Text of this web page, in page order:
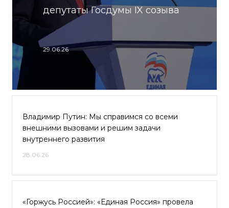
депутаты Госдумы IX созыва
29.06.26
Владимир Путин: Мы справимся со всеми
внешними вызовами и решим задачи
внутреннего развития
28.06.26
«Горжусь Россией»: «Единая Россия» провела